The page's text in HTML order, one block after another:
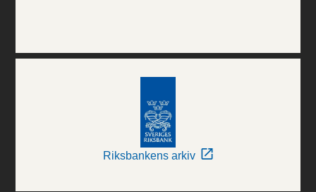
Riksbankens arkiv